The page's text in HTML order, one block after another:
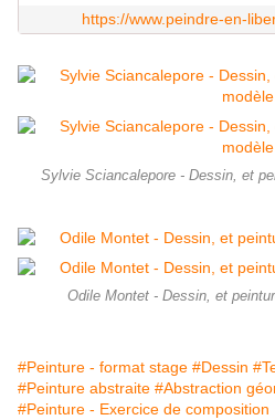
https://www.peindre-en-
Sylvie Sciancalepore - Dessin, et
Odile Montet - Dessin, et
#Peinture - format stage #Dessin
#Peinture abstraite #Abstraction
#Peinture - Exercice de composition